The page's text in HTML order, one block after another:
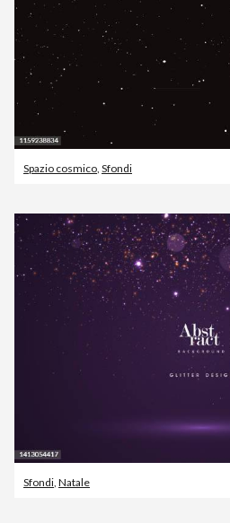
Spazio cosmico, Sfondi
Sfondi Natale